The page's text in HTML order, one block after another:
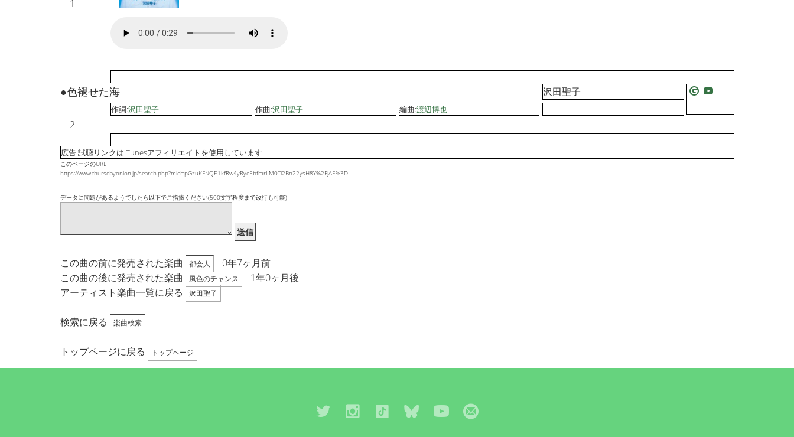
1
2
●色褪せた海 沢田聖子
作詞:沢田聖子 作曲:沢田聖子 編曲:渡辺博也
広告:試聴リンクはiTunesアフィリエイトを使用しています
このページのURL
https://www.thursdayonion.jp/search.php?mid=pGzuKFNQE1kfRw4yRyeEbfmrLM0Ti2Bn22ysH8Y%2FjAE%3D
データに問題があるようでしたら以下でご指摘ください(500文字程度まで改行も可能)
送信
この曲の前に発売された楽曲 都会人
0年7ヶ月前
この曲の後に発売された楽曲
風色のチャンス
1年0ヶ月後
アーティスト楽曲一覧に戻る
沢田聖子
検索に戻る 楽曲検索
トップページに戻る トップページ